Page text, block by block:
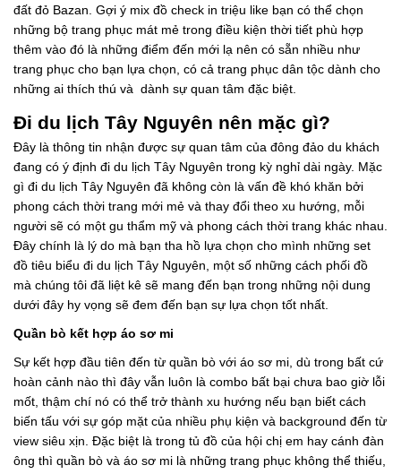
đất đỏ Bazan. Gợi ý mix đồ check in triệu like bạn có thể chọn
những bộ trang phục mát mẻ trong điều kiện thời tiết phù hợp
thêm vào đó là những điểm đến mới lạ nên có sẵn nhiều như
trang phục cho bạn lựa chọn, có cả trang phục dân tộc dành cho
những ai thích thú và dành sự quan tâm đặc biệt.
Đi du lịch Tây Nguyên nên mặc gì?
Đây là thông tin nhận được sự quan tâm của đông đảo du khách
đang có ý định đi du lịch Tây Nguyên trong kỳ nghỉ dài ngày. Mặc
gì đi du lịch Tây Nguyên đã không còn là vấn đề khó khăn bởi
phong cách thời trang mới mẻ và thay đổi theo xu hướng, mỗi
người sẽ có một gu thẩm mỹ và phong cách thời trang khác nhau.
Đây chính là lý do mà bạn tha hồ lựa chọn cho mình những set
đồ tiêu biểu đi du lịch Tây Nguyên, một số những cách phối đồ
mà chúng tôi đã liệt kê sẽ mang đến bạn trong những nội dung
dưới đây hy vọng sẽ đem đến bạn sự lựa chọn tốt nhất.
Quần bò kết hợp áo sơ mi
Sự kết hợp đầu tiên đến từ quần bò với áo sơ mi, dù trong bất cứ
hoàn cảnh nào thì đây vẫn luôn là combo bất bại chưa bao giờ lỗi
mốt, thậm chí nó có thể trở thành xu hướng nếu bạn biết cách
biến tấu với sự góp mặt của nhiều phụ kiện và background đến từ
view siêu xịn. Đặc biệt là trong tủ đồ của hội chị em hay cánh đàn
ông thì quần bò và áo sơ mi là những trang phục không thể thiếu,